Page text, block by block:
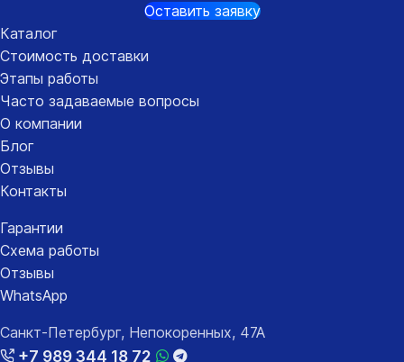
Оставить заявку
Каталог
Стоимость доставки
Этапы работы
Часто задаваемые вопросы
О компании
Блог
Отзывы
Контакты
Гарантии
Схема работы
Отзывы
WhatsApp
Санкт-Петербург, Непокоренных, 47А
+7 989 344 18 72